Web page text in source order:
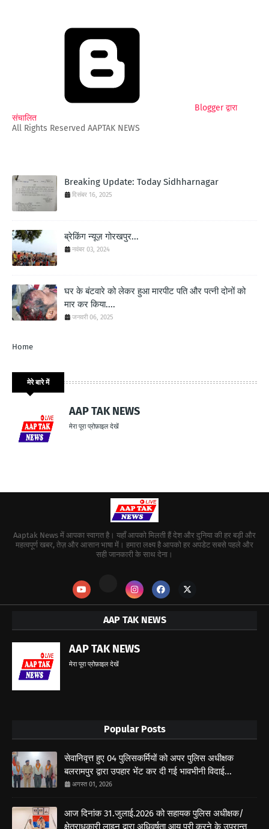
Blogger द्वारा
संचालित
All Rights Reserved AAPTAK NEWS
Breaking Update: Today Sidhharnagar
दिसंबर 16, 2025
ब्रेकिंग न्यूज़ गोरखपुर...
नवंबर 03, 2024
घर के बंटवारे को लेकर हुआ मारपीट पति और पत्नी दोनों को
मार कर किया....
जनवरी 06, 2025
Home
मेरे बारे में
AAP TAK NEWS
मेरा पूरा प्रोफ़ाइल देखें
Aaptak News में आपका स्वागत है। यहाँ आपको मिलती हैं देश और दुनिया की हर बड़ी और
महत्वपूर्ण खबर, तेज़ और आसान भाषा में। हमारा लक्ष्य है आपको हर अपडेट सबसे पहले और
सही जानकारी के साथ देना।
AAP TAK NEWS
AAP TAK NEWS
मेरा पूरा प्रोफ़ाइल देखें
Popular Posts
सेवानिवृत्त हुए 04 पुलिसकर्मियों को अपर पुलिस अधीक्षक
बलरामपुर द्वारा उपहार भेंट कर दी गई भावभीनी विदाई...
अगस्त 01, 2026
आज दिनांक 31.जुलाई.2026 को सहायक पुलिस अधीक्षक/
क्षेत्राधकारी लाइन द्वारा अधिवर्षता आयु पूरी करने के उपरान्त